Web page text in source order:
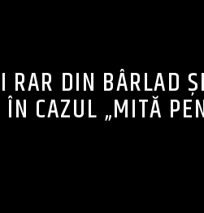
RAR DIN BÂRLAD
CAZUL „MITĂ